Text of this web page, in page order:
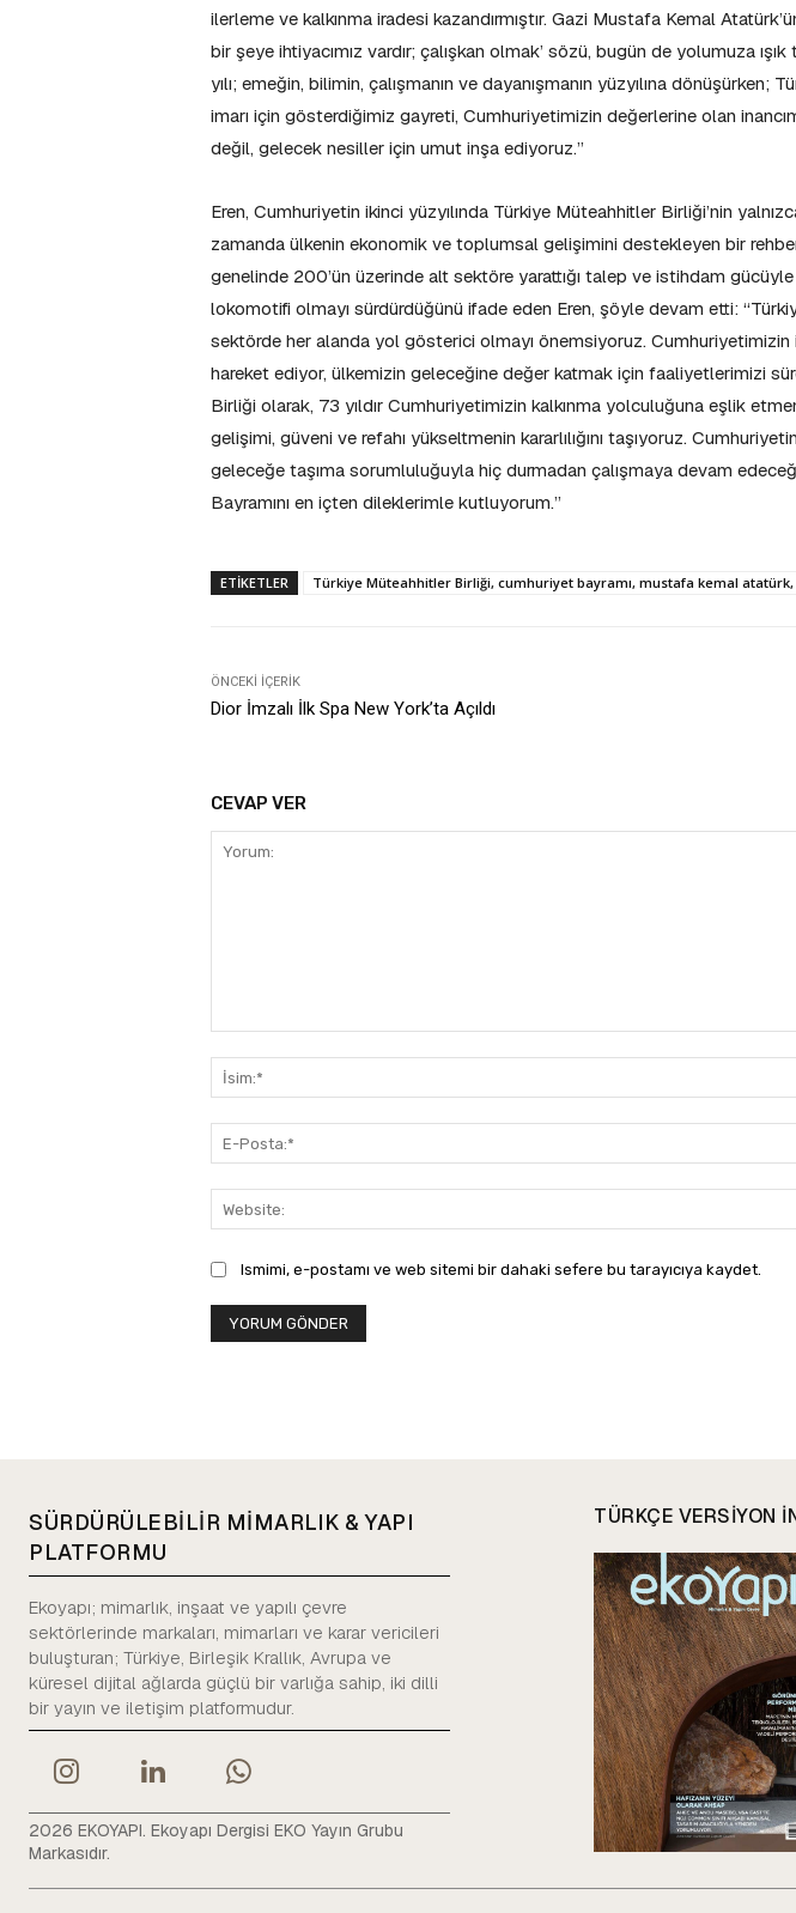
ilerleme ve kalkınma iradesi kazandırmıştır. Gazi Mustafa Kemal
bir şeye ihtiyacımız vardır; çalışkan olmak’ sözü, bugün de yolumuza
yılı; emeğin, bilimin, çalışmanın ve dayanışmanın yüzyılına dönüşürken;
imarı için gösterdiğimiz gayreti, Cumhuriyetimizin değerlerine olan
değil, gelecek nesiller için umut inşa ediyoruz.”
Eren, Cumhuriyetin ikinci yüzyılında Türkiye Müteahhitler Birliği’nin
zamanda ülkenin ekonomik ve toplumsal gelişimini destekleyen bir
genelinde 200’ün üzerinde alt sektöre yarattığı talep ve istihdam gücüyle
lokomotifi olmayı sürdürdüğünü ifade eden Eren, şöyle devam etti:
sektörde her alanda yol gösterici olmayı önemsiyoruz. Cumhuriyetimizin
hareket ediyor, ülkemizin geleceğine değer katmak için faaliyetlerimizi
Birliği olarak, 73 yıldır Cumhuriyetimizin kalkınma yolculuğuna eşlik
gelişimi, güveni ve refahı yükseltmenin kararlılığını taşıyoruz.
geleceğe taşıma sorumluluğuyla hiç durmadan çalışmaya devam
Bayramını en içten dileklerimle kutluyorum.”
ETIKETLER Türkiye Müteahhitler Birliği, cumhuriyet bayramı, mustafa kemal atatürk,
ÖNCEKI İÇERIK
Dior İmzalı İlk Spa New York’ta Açıldı
CEVAP VER
Ismimi, e-postamı ve web sitemi bir dahaki sefere bu tarayıcıya kaydet.
SÜRDÜRÜLEBİLİR MİMARLIK & YAPI
PLATFORMU
Ekoyapı; mimarlık, inşaat ve yapılı çevre
sektörlerinde markaları, mimarları ve karar vericileri
buluşturan; Türkiye, Birleşik Krallık, Avrupa ve
küresel dijital ağlarda güçlü bir varlığa sahip, iki dilli
bir yayın ve iletişim platformudur.
2026 EKOYAPI. Ekoyapı Dergisi EKO Yayın Grubu
Markasıdır.
TÜRKÇE VERSIYON